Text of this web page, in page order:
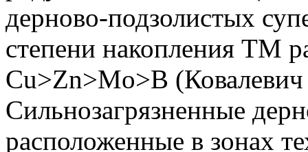
дерново-подзолистых
степени накопления TM
Cu>Zn>Mo>B
Сильнозагрязненные
расположенные в зонах